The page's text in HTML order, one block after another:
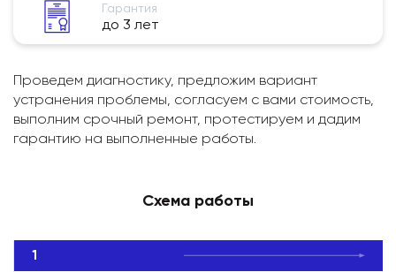
Гарантия
до 3 лет
Проведем диагностику, предложим вариант
устранения проблемы, согласуем с вами стоимость,
выполним срочный ремонт, протестируем и дадим
гарантию на выполненные работы.
Схема работы
1